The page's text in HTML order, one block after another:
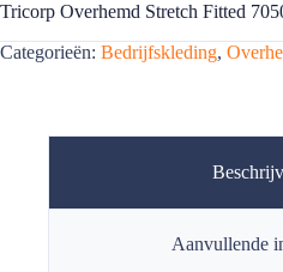
Tricorp Overhemd Stretch Fitted
Categorieën: Bedrijfskleding,
Aanvullende